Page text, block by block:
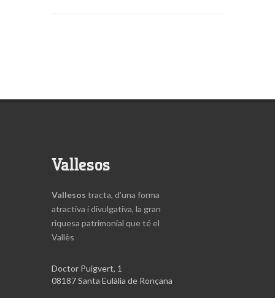
Vallesos
Vallesos tracta, d’una forma
atractiva i divulgativa, la gran
riquesa patrimonial que té el
Vallès
Doctor Puigvert, 1
08187 Santa Eulàlia de Ronçana